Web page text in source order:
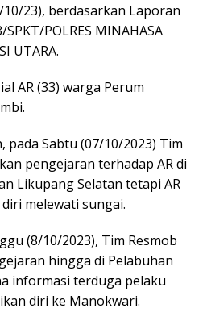
23), berdasarkan Laporan
POLRES MINAHASA
UTARA.
AR (33) warga Perum
Sabtu (07/10/2023) Tim
pengejaran terhadap AR di
Likupang Selatan tetapi AR
melewati sungai.
(8/10/2023), Tim Resmob
hingga di Pelabuhan
informasi terduga pelaku
diri ke Manokwari.